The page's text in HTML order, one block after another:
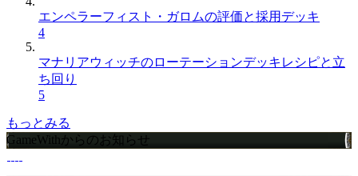
エンペラーフィスト・ガロムの評価と採用デッキ
4
マナリアウィッチのローテーションデッキレシピと立
ち回り
5
もっとみる
GameWithからのお知らせ